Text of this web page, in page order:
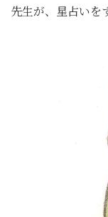
先生が、星占いを